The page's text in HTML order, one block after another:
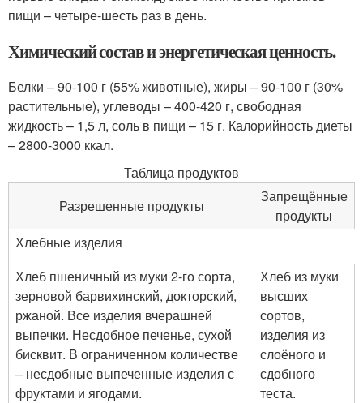
пищи – четыре-шесть раз в день.
Химический состав и энергетическая ценность.
Белки – 90-100 г (55% животные), жиры – 90-100 г (30%
растительные), углеводы – 400-420 г, свободная
жидкость – 1,5 л, соль в пищи – 15 г. Калорийность диеты
– 2800-3000 ккал.
Таблица продуктов
Разрешенные продукты
Запрещённые
продукты
Хлебные изделия
Хлеб пшеничный из муки 2-го сорта,
зерновой барвихинский, докторский,
ржаной. Все изделия вчерашней
выпечки. Несдобное печенье, сухой
бисквит. В ограниченном количестве
– несдобные выпеченные изделия с
фруктами и ягодами.
Хлеб из муки
высших
сортов,
изделия из
слоёного и
сдобного
теста.